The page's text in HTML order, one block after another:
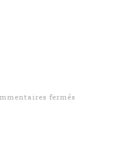
fermés